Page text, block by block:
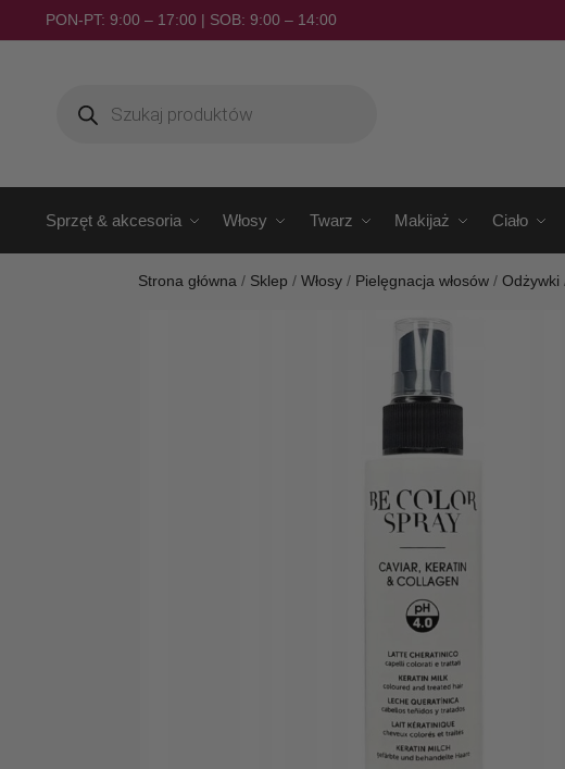
PON-PT: 9:00 – 17:00 | SOB: 9:00 – 14:00
Sprzęt & akcesoria Włosy Twarz Makijaż Ciało
Strona główna / Sklep /Włosy / Pielęgnacja włosów /Odżywki